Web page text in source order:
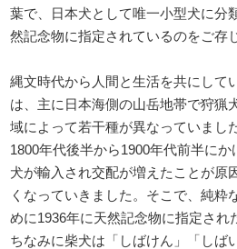
葉で、日本犬として唯一小型犬に分
然記念物に指定されているのをご存
縄文時代から人間と生活を共にして
は、主に日本海側の山岳地帯で狩猟
域によって若干種が異なっていまし
1800年代後半から1900年代前半に
犬が輸入され交配が増えたことが原
くなっていきました。そこで、純粋
めに1936年に天然記念物に指定され
ちなみに柴犬は「しばけん」「しば